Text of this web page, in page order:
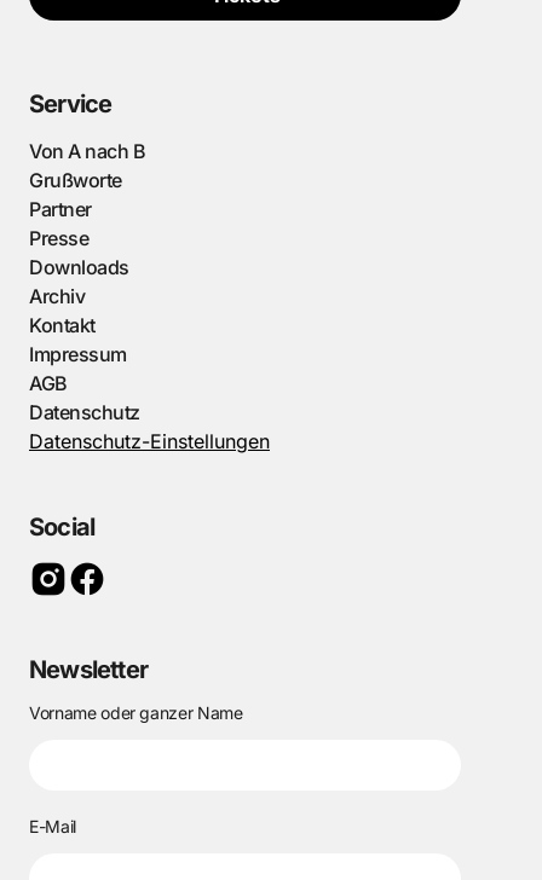
Service
Von A nach B
Grußworte
Partner
Presse
Downloads
Archiv
Kontakt
Impressum
AGB
Datenschutz
Datenschutz-Einstellungen
Social
Newsletter
Vorname oder ganzer Name
E-Mail